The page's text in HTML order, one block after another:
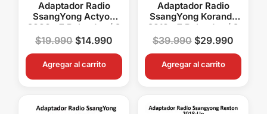
Adaptador Radio
SsangYong Actyon
2006+ 7 Pulgadas / 2
Din
$19.990 $14.990
Agregar al carrito
Adaptador Radio
SsangYong Korando
2010+ 7 Pulgadas / 2
Din
$39.990 $29.990
Agregar al carrito